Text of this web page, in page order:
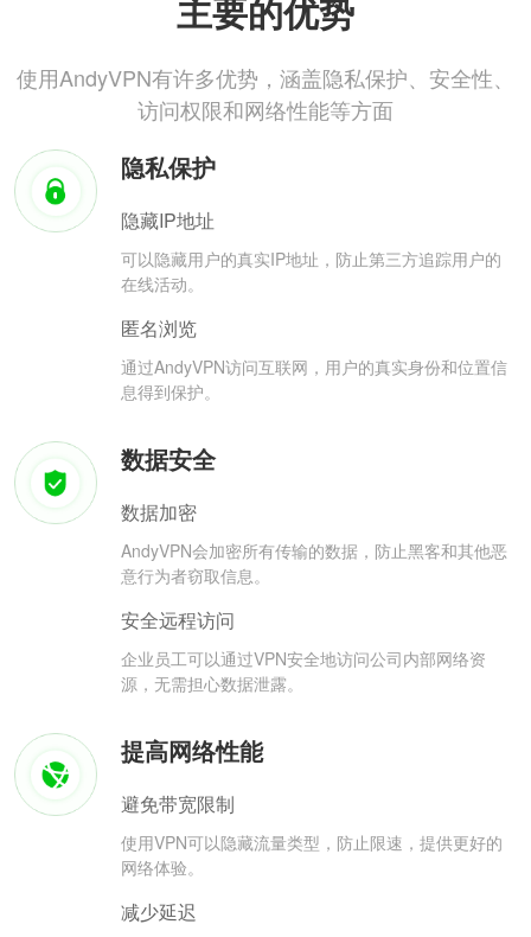
主要的优势
使用AndyVPN有许多优势，涵盖隐私保护、安全性、
访问权限和网络性能等方面
隐私保护
隐藏IP地址
可以隐藏用户的真实IP地址，防止第三方追踪用户的
在线活动。
匿名浏览
通过AndyVPN访问互联网，用户的真实身份和位置信
息得到保护。
数据安全
数据加密
AndyVPN会加密所有传输的数据，防止黑客和其他恶
意行为者窃取信息。
安全远程访问
企业员工可以通过VPN安全地访问公司内部网络资
源，无需担心数据泄露。
提高网络性能
避免带宽限制
使用VPN可以隐藏流量类型，防止限速，提供更好的
网络体验。
减少延迟